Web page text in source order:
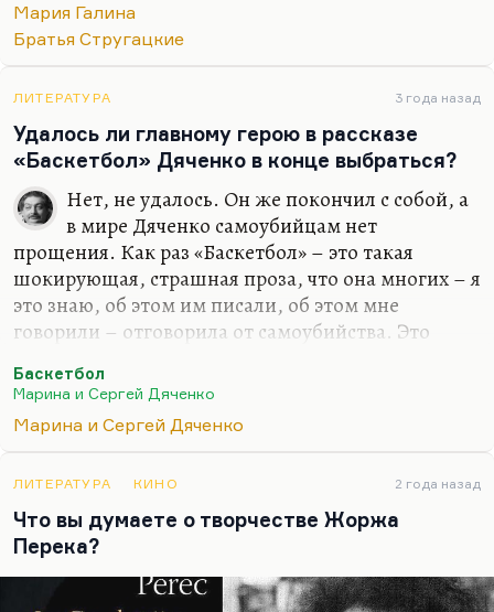
проведено это различие. А так-то, в принципе, у
Дяченко…
Мария Галина
Братья Стругацкие
ЛИТЕРАТУРА 3 года назад
Удалось ли главному герою в рассказе
«Баскетбол» Дяченко в конце выбраться?
Нет, не удалось. Он же покончил с собой, а
в мире Дяченко самоубийцам нет
прощения. Как раз «Баскетбол» – это такая
шокирующая, страшная проза, что она многих – я
это знаю, об этом им писали, об этом мне
говорили – отговорила от самоубийства. Это
надо сказать, что новеллистика Дяченок более
жестока, чем их романы. Романы иногда бывали
сказочны, там был хэппи-энд, и вообще романы
например. А рассказ у них всегда как удар. Они
вообще очень жесткие ребята. «Баскетбол»
можно сравнить только с «Работой над
ошибками», которая вообще вся насквозь
кровавая, трагическая вещь.
Баскетбол
Марина и Сергей Дяченко
Марина и Сергей Дяченко
ЛИТЕРАТУРА КИНО 2 года назад
Что вы думаете о творчестве Жоржа
Перека?